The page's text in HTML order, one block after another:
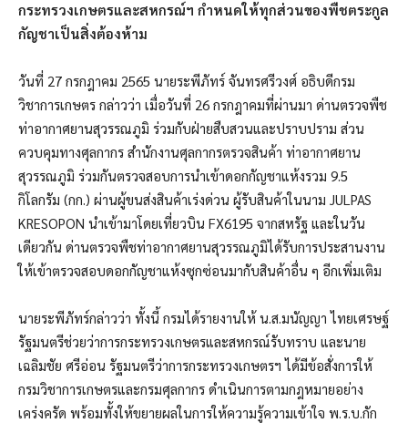
กระทรวงเกษตรและสหกรณ์ฯ กำหนดให้ทุกส่วนของพืชตระกูล
กัญชาเป็นสิ่งต้องห้าม
วันที่ 27 กรกฎาคม 2565 นายระพีภัทร์ จันทรศรีวงศ์ อธิบดีกรม
วิชาการเกษตร กล่าวว่า เมื่อวันที่ 26 กรกฎาคมที่ผ่านมา ด่านตรวจพืช
ท่าอากาศยานสุวรรณภูมิ ร่วมกับฝ่ายสืบสวนและปราบปราม ส่วน
ควบคุมทางศุลกากร สำนักงานศุลกากรตรวจสินค้า ท่าอากาศยาน
สุวรรณภูมิ ร่วมกันตรวจสอบการนำเข้าดอกกัญชาแห้งรวม 9.5
กิโลกรัม (กก.)​ ผ่านผู้ขนส่งสินค้าเร่งด่วน ผู้รับสินค้าในนาม JULPAS
KRESOPON นำเข้ามาโดยเที่ยวบิน FX6195 จากสหรัฐ และในวัน
เดียวกัน ด่านตรวจพืชท่าอากาศยานสุวรรณภูมิได้รับการประสานงาน
ให้เข้าตรวจสอบดอกกัญชาแห้งซุกซ่อนมากับสินค้าอื่น ๆ อีกเพิ่มเติม
นายระพีภัทร์กล่าวว่า ทั้งนี้ กรมได้รายงานให้ น.ส.มนัญญา ไทยเศรษฐ์
รัฐมนตรีช่วยว่าการกระทรวงเกษตรและสหกรณ์รับทราบ และนาย
เฉลิมชัย ศรีอ่อน รัฐมนตรีว่าการกระทรวงเกษตรฯ ได้มีข้อสั่งการให้
กรมวิชาการเกษตรและกรมศุลกากร ดำเนินการตามกฎหมายอย่าง
เคร่งครัด พร้อมทั้งให้ขยายผลในการให้ความรู้ความเข้าใจ พ.ร.บ.กัก